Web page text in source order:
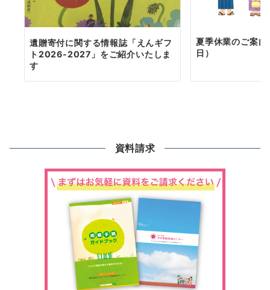
遺贈寄付に関する情報誌「えんギフ
ト2026-2027」をご紹介いたしま
す
夏季休業のご案
日）
資料請求